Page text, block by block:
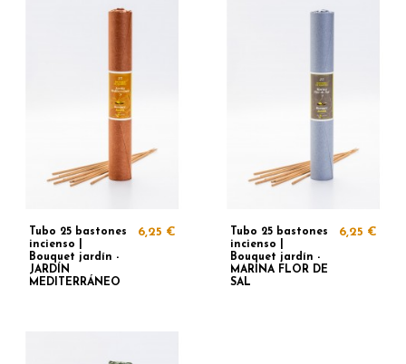
Tubo 25 bastones
incienso |
Bouquet jardín -
JARDÍN
MEDITERRÁNEO
6,25 €
Tubo 25 bastones
incienso |
Bouquet jardín -
MARINA FLOR DE
SAL
6,25 €